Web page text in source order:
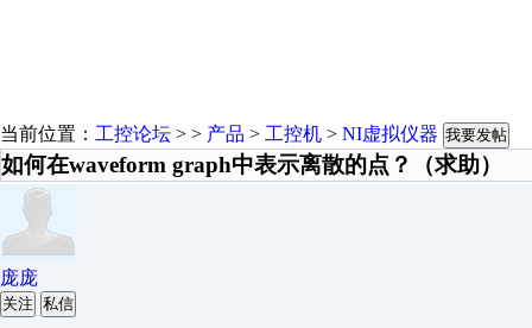
当前位置： 工控论坛 > > 产品 > 工控机 > NI虚拟仪器 我要发帖
如何在waveform graph中表示离散的点？（求助）
庞庞
关注 私信